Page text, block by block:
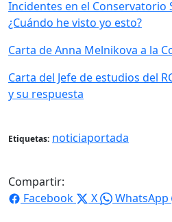
Incidentes en el Conservatorio
¿Cuándo he visto yo esto?
Carta de Anna Melnikova a la
Carta del Jefe de estudios del
y su respuesta
Etiquetas: noticiaportada
Compartir:
Facebook
X WhatsApp